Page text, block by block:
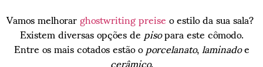
Vamos melhorarghostwriting preiseo estilo da sua sala?
Existem diversas opções depisopara este cômodo.
Entre os mais cotados estão oporcelanato,laminadoe